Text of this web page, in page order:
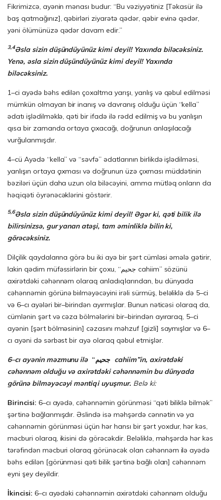
Fikrimizcə, ayənin mənası budur: “Bu vəziyyətiniz [Təkasür ilə
baş qatmağınız], qəbirləri ziyarətə qədər, qəbir evinə qədər,
yəni ölümünüzə qədər davam edir.”
3,4Əsla sizin düşündüyünüz kimi deyil! Yaxında biləcəksiniz.
Yenə, əsla sizin düşündüyünüz kimi deyil! Yaxında
biləcəksiniz.
1–ci ayədə bəhs edilən çoxaltma yarışı, yanlış və qəbul edilməsi
mümkün olmayan bir inanış və davranış olduğu üçün “kella”
ədatı işlədilməklə, qəti bir ifadə ilə rədd edilmiş və bu yanlışın
qısa bir zamanda ortaya çıxacağı, doğrunun anlaşılacağı
vurğulanmışdır.
4–cü Ayədə “kella” və “səvfə” ədatlarının birlikdə işlədilməsi,
yanlışın ortaya çıxması və doğrunun üzə çıxması müddətinin
bəziləri üçün daha uzun ola biləcəyini, amma mütləq onların da
həqiqəti öyrənəcəklərini göstərir.
5,6Əsla sizin düşündüyünüz kimi deyil! Əgər ki, qəti bilik ilə
bilirsinizsə, gur yanan atəşi, tam əminliklə bilin ki,
görəcəksiniz.
Dilçilik qaydalarına görə bu iki ayə bir şərt cümləsi əmələ gətirir,
lakin qədim müfəssirlərin bir çoxu, “جحيم cahiim” sözünü
axirətdəki cəhənnəm olaraq anladıqlarından, bu dünyada
cəhənnəmin görünə biılməyəcəyini irəli sürmüş, beləliklə də 5–ci
və 6–cı ayələri bir–birindən ayırmışlar. Bunun nəticəsi olaraq da,
cümlənin şərt və cəza bölmələrini bir–birindən ayıraraq, 5–ci
ayənin [şərt bölməsinin] cəzasını məhzuf [gizli] saymışlar və 6–
cı ayəni də sərbəst bir ayə olaraq qəbul etmişlər.
6–cı ayənin məzmunu ilə “جحيم cahiim”in, axirətdəki
cəhənnəm olduğu və axirətdəki cəhənnəmin bu dünyada
görünə bilməyəcəyi məntiqi uyuşmur. Belə ki:
Birincisi: 6–cı ayədə, cəhənnəmin görünməsi “qəti biliklə bilmək”
şərtinə bağlanmışdır. Əslində isə məhşərdə cənnətin və ya
cəhənnəmin görünməsi üçün hər hansı bir şərt yoxdur, hər kəs,
məcburi olaraq, ikisini də görəcəkdir. Beləliklə, məhşərdə hər kəs
tərəfindən məcburi olaraq görünəcək olan cəhənnəm ilə ayədə
bəhs edilən [görünməsi qəti bilik şərtinə bağlı olan] cəhənnəm
eyni şey deyildir.
İkincisi: 6–cı ayədəki cəhənnəmin axirətdəki cəhənnəm olduğu